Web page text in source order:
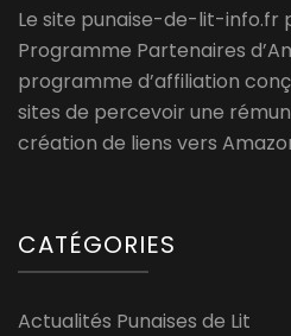
Le site punaise-de-lit-info.fr
Programme Partenaires
programme d’affiliation
sites de percevoir une
création de liens vers
CATÉGORIES
Actualités Punaises de Lit